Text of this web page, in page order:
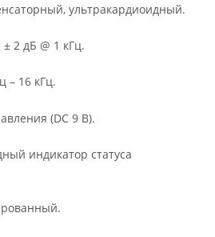
ультракардиоидный.
2 дБ @ 1 кГц.
– 16 кГц.
(DC 9 В).
индикатор статуса